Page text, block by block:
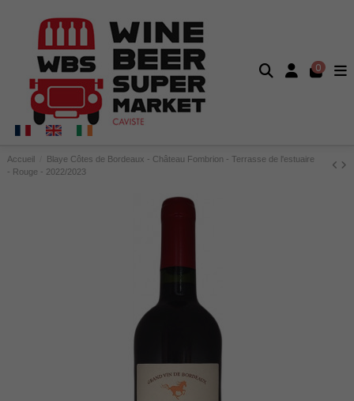
0
Accueil
Blaye Côtes de Bordeaux - Château Fombrion - Terrasse de l'estuaire
- Rouge - 2022/2023